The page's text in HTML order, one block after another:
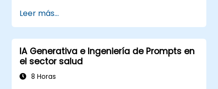
Leer más...
IA Generativa e Ingeniería de Prompts en
el sector salud
8 Horas